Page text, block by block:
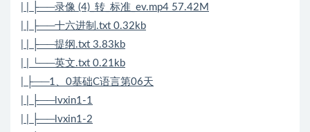
| | ├──录像 (4)_转_标准_ev.mp4 57.42M
| | ├──十六进制.txt 0.32kb
| | ├──提纲.txt 3.83kb
| | └──英文.txt 0.21kb
| ├──1、0基础C语言第06天
| | ├──lvxin1-1
| | ├──lvxin1-2